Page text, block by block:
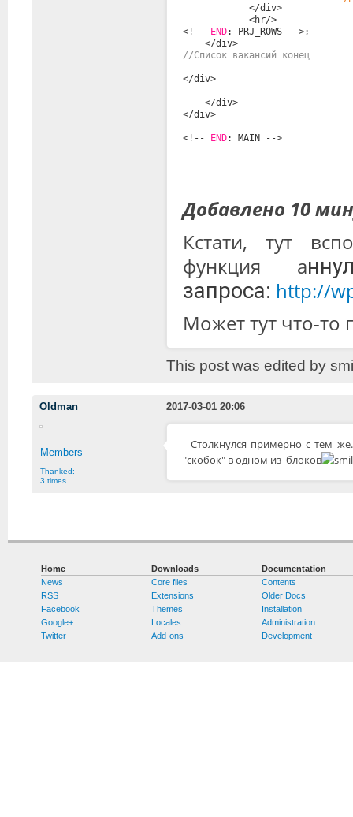
</div>
<hr/>
<!--
END: PRJ_ROWS -->;
</div>
//Список вакансий конец
</div>
</div>
</div>
<!-- END: MAIN -->
Добавлено 10
Кстати, тут
функция а
запроса: http://
Может тут что-то
This post was edited by
Oldman 2017-03-01 20:06
Members
Thanked:
3 times
Столкнулся примерно с тем
"скобок" в одном из блоков
Home
News
RSS
Facebook
Google+
Twitter
Downloads
Core files
Extensions
Themes
Locales
Add-ons
Documentation
Contents
Older Docs
Installation
Administration
Development